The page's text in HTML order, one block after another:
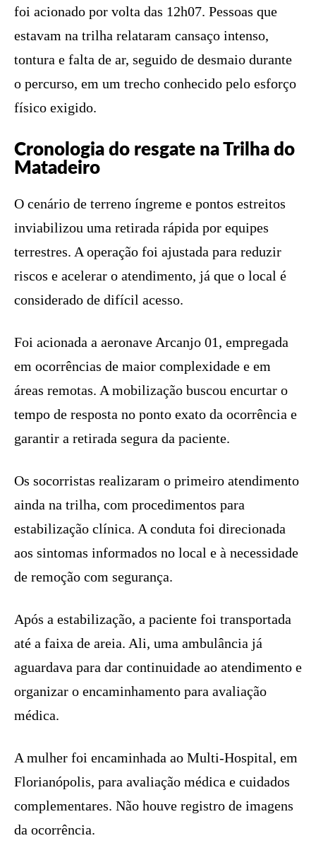
foi acionado por volta das 12h07. Pessoas que
estavam na trilha relataram cansaço intenso,
tontura e falta de ar, seguido de desmaio durante
o percurso, em um trecho conhecido pelo esforço
físico exigido.
Cronologia do resgate na Trilha do
Matadeiro
O cenário de terreno íngreme e pontos estreitos
inviabilizou uma retirada rápida por equipes
terrestres. A operação foi ajustada para reduzir
riscos e acelerar o atendimento, já que o local é
considerado de difícil acesso.
Foi acionada a aeronave Arcanjo 01, empregada
em ocorrências de maior complexidade e em
áreas remotas. A mobilização buscou encurtar o
tempo de resposta no ponto exato da ocorrência e
garantir a retirada segura da paciente.
Os socorristas realizaram o primeiro atendimento
ainda na trilha, com procedimentos para
estabilização clínica. A conduta foi direcionada
aos sintomas informados no local e à necessidade
de remoção com segurança.
Após a estabilização, a paciente foi transportada
até a faixa de areia. Ali, uma ambulância já
aguardava para dar continuidade ao atendimento e
organizar o encaminhamento para avaliação
médica.
A mulher foi encaminhada ao Multi-Hospital, em
Florianópolis, para avaliação médica e cuidados
complementares. Não houve registro de imagens
da ocorrência.